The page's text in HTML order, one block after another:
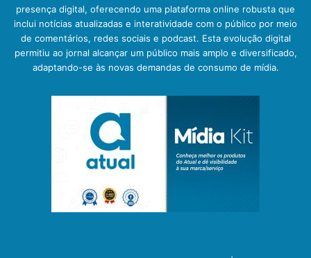
presença digital, oferecendo uma plataforma online robusta que
inclui notícias atualizadas e interatividade com o público por meio
de comentários, redes sociais e podcast. Esta evolução digital
permitiu ao jornal alcançar um público mais amplo e diversificado,
adaptando-se às novas demandas de consumo de mídia.